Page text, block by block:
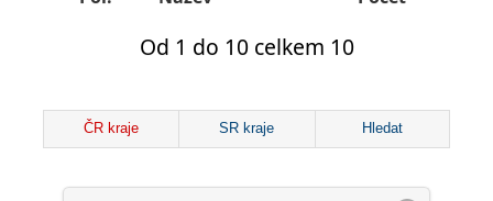
Od 1 do 10 celkem 10
ČR kraje SR kraje Hledat